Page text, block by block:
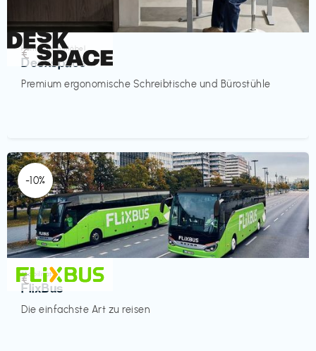
Homeoffice Möbel
Deskspace
Premium ergonomische Schreibtische und Bürostühle
€‎
-10%
Mobilität
FlixBus
Die einfachste Art zu reisen
€‎